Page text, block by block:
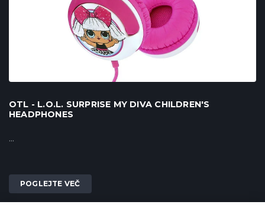
OTL - L.O.L. SURPRISE MY DIVA CHILDREN'S
HEADPHONES
...
POGLEJTE VEČ